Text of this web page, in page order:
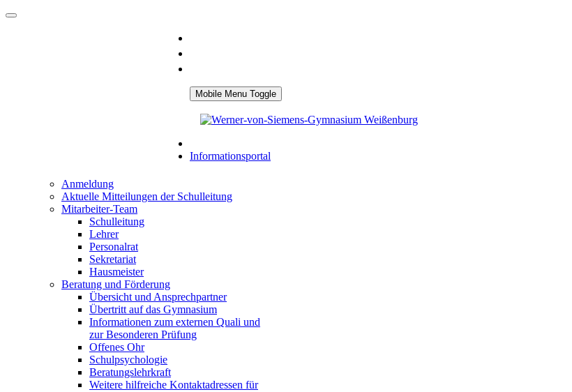
Mobile Menu Toggle
Informationsportal
Anmeldung
Aktuelle Mitteilungen der Schulleitung
Mitarbeiter-Team
Schulleitung
Lehrer
Personalrat
Sekretariat
Hausmeister
Beratung und Förderung
Übersicht und Ansprechpartner
Übertritt auf das Gymnasium
Informationen zum externen Quali und
zur Besonderen Prüfung
Offenes Ohr
Schulpsychologie
Beratungslehrkraft
Weitere hilfreiche Kontaktadressen für